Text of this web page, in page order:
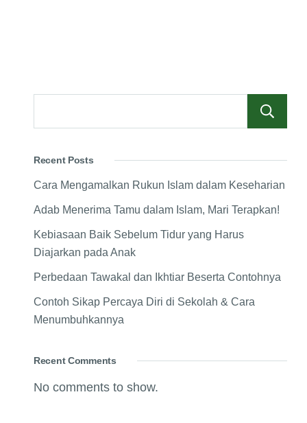
Recent Posts
Cara Mengamalkan Rukun Islam dalam Keseharian
Adab Menerima Tamu dalam Islam, Mari Terapkan!
Kebiasaan Baik Sebelum Tidur yang Harus
Diajarkan pada Anak
Perbedaan Tawakal dan Ikhtiar Beserta Contohnya
Contoh Sikap Percaya Diri di Sekolah & Cara
Menumbuhkannya
Recent Comments
No comments to show.